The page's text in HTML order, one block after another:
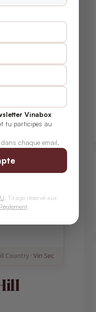
Country · Vin Sec
Vinabox
tu participes au
chaque email.
. Tirage réservé aux
Règlement.